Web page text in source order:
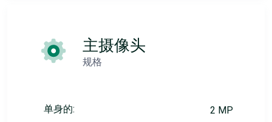
主摄像头
规格
单身的: 2 MP